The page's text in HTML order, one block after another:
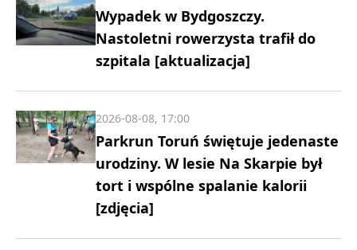
Wypadek w Bydgoszczy.
Nastoletni rowerzysta trafił do
szpitala [aktualizacja]
Parkrun Toruń świętuje jedenaste
urodziny. W lesie Na Skarpie był
tort i wspólne spalanie kalorii
[zdjęcia]
2026-08-08, 17:00